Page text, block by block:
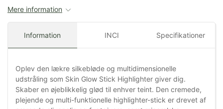
Mere information
Information INCI Specifikationer
Oplev den lækre silkebløde og multidimensionelle
udstråling som Skin Glow Stick Highlighter giver dig.
Skaber en øjeblikkelig glød til enhver teint. Den cremede,
plejende og multi-funktionelle highlighter-stick er drevet af